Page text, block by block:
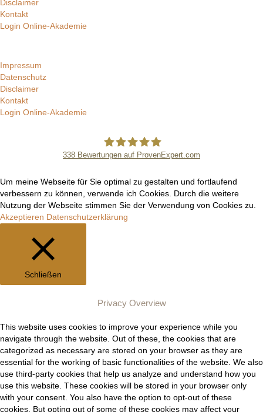
Disclaimer
Kontakt
Login Online-Akademie
Impressum
Datenschutz
Disclaimer
Kontakt
Login Online-Akademie
Manuel Epli
338 Bewertungen auf ProvenExpert.com
Um meine Webseite für Sie optimal zu gestalten und fortlaufend
verbessern zu können, verwende ich Cookies. Durch die weitere
Nutzung der Webseite stimmen Sie der Verwendung von Cookies zu.
Akzeptieren Datenschutzerklärung
Schließen
Privacy Overview
This website uses cookies to improve your experience while you
navigate through the website. Out of these, the cookies that are
categorized as necessary are stored on your browser as they are
essential for the working of basic functionalities of the website. We also
use third-party cookies that help us analyze and understand how you
use this website. These cookies will be stored in your browser only
with your consent. You also have the option to opt-out of these
cookies. But opting out of some of these cookies may affect your